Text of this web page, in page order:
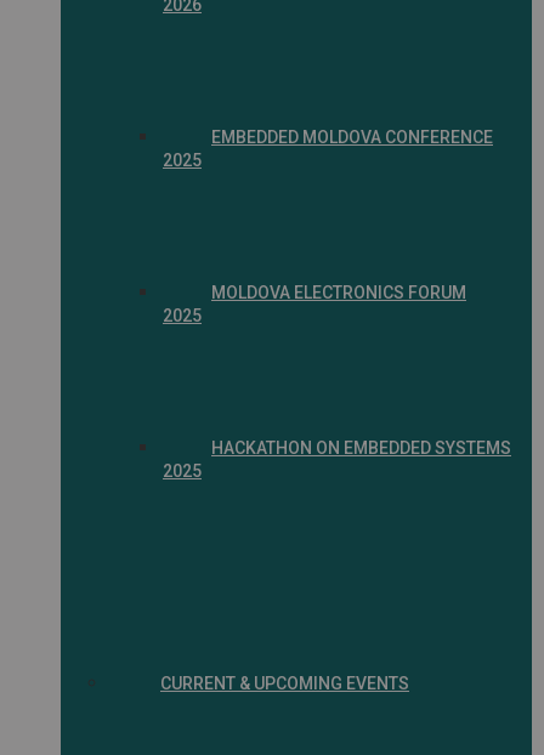
2026
EMBEDDED MOLDOVA CONFERENCE
2025
MOLDOVA ELECTRONICS FORUM
2025
HACKATHON ON EMBEDDED SYSTEMS
2025
CURRENT & UPCOMING EVENTS